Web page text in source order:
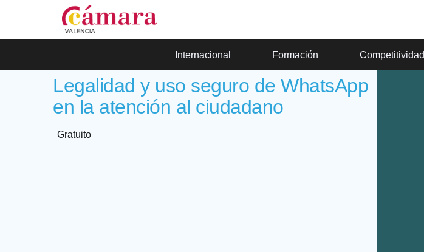
Internacional Formación Competitividad
Legalidad y uso seguro de WhatsApp
en la atención al ciudadano
Gratuito